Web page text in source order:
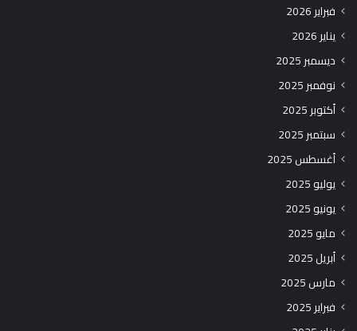
فبراير 2026
يناير 2026
ديسمبر 2025
نوفمبر 2025
أكتوبر 2025
سبتمبر 2025
أغسطس 2025
يوليو 2025
يونيو 2025
مايو 2025
أبريل 2025
مارس 2025
فبراير 2025